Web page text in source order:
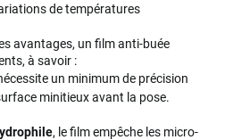
de températures
avantages, un film anti-buée
à savoir :
un minimum de précision
minitieux avant la pose.
, le film empêche les micro-